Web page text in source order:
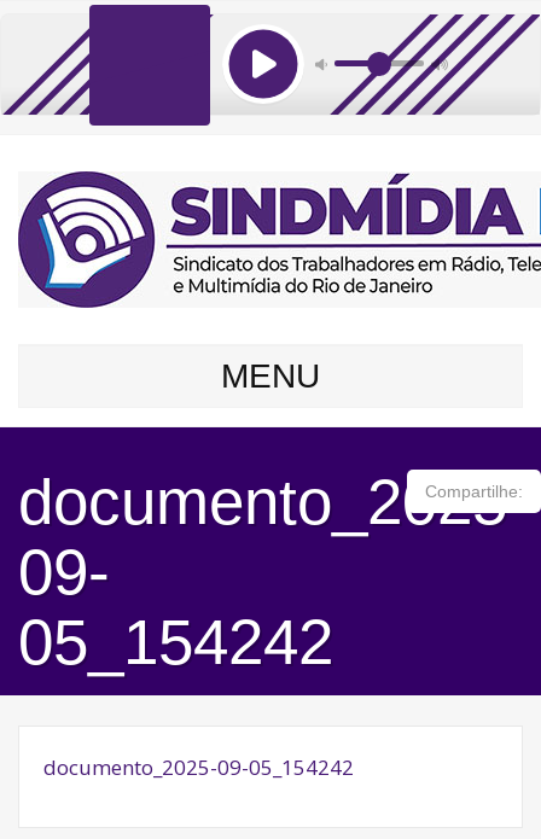
MENU
documento_2025-
09-
05_154242
Compartilhe:
documento_2025-09-05_154242